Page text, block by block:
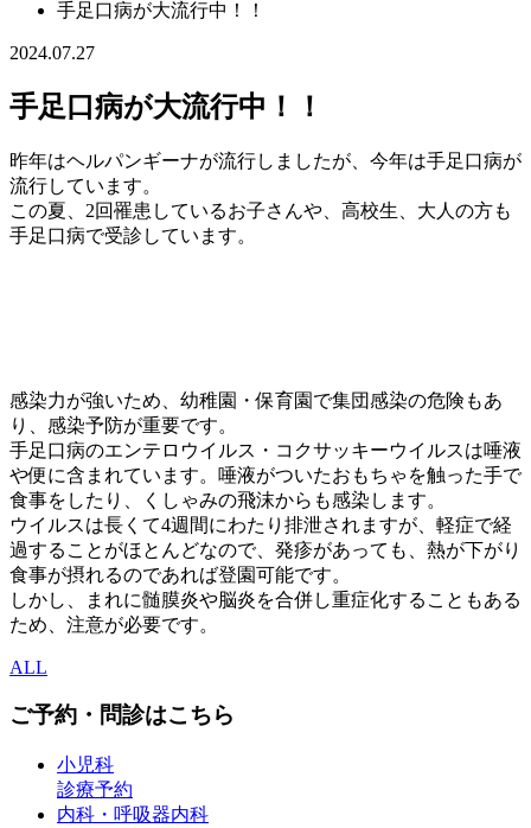
手足口病が大流行中！！
2024.07.27
手足口病が大流行中！！
昨年はヘルパンギーナが流行しましたが、今年は手足口病が
流行しています。
この夏、2回罹患しているお子さんや、高校生、大人の方も
手足口病で受診しています。
感染力が強いため、幼稚園・保育園で集団感染の危険もあ
り、感染予防が重要です。
手足口病のエンテロウイルス・コクサッキーウイルスは唾液
や便に含まれています。唾液がついたおもちゃを触った手で
食事をしたり、くしゃみの飛沫からも感染します。
ウイルスは長くて4週間にわたり排泄されますが、軽症で経
過することがほとんどなので、発疹があっても、熱が下がり
食事が摂れるのであれば登園可能です。
しかし、まれに髄膜炎や脳炎を合併し重症化することもある
ため、注意が必要です。
ALL
ご予約・問診はこちら
小児科
診療予約
内科・呼吸器内科